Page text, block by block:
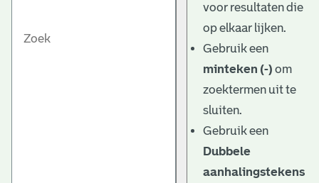
voor resultaten die
op elkaar lijken.
Gebruik een
minteken (-) om
zoektermen uit te
sluiten.
Gebruik een
Dubbele
aanhalingstekens